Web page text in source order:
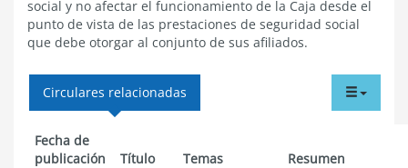
social y no afectar el funcionamiento de la Caja desde el
punto de vista de las prestaciones de seguridad social
que debe otorgar al conjunto de sus afiliados.
menu
Circulares relacionadas
Fecha de
publicación
Título Temas
Resumen